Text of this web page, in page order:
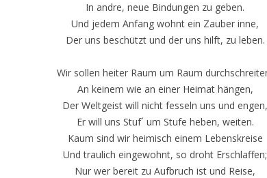
In andre, neue Bindungen zu geben.
Und jedem Anfang wohnt ein Zauber inne,
Der uns beschützt und der uns hilft, zu leben.
Wir sollen heiter Raum um Raum
An keinem wie an einer Heimat hängen,
Der Weltgeist will nicht fesseln uns und engen,
Er will uns Stuf´ um Stufe heben, weiten.
Kaum sind wir heimisch einem Lebenskreise
Und traulich eingewohnt, so droht Erschlaffen;
Nur wer bereit zu Aufbruch ist und Reise,